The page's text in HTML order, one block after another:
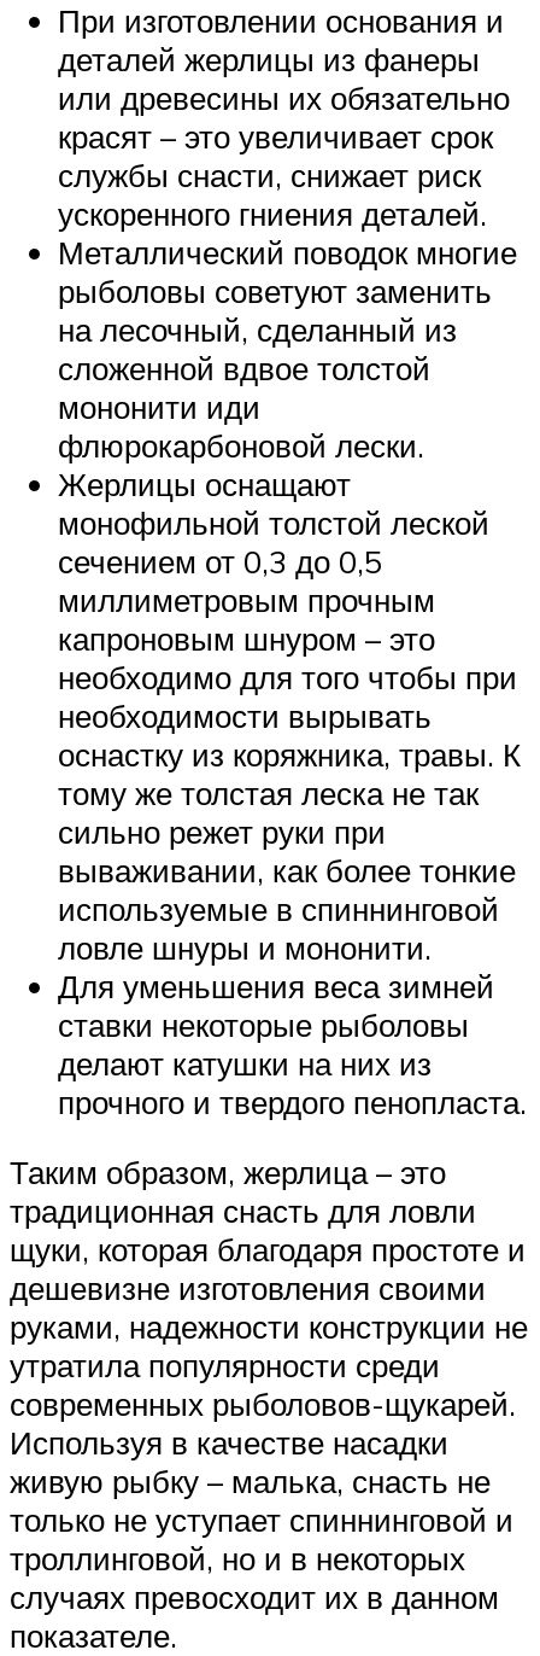
При изготовлении основания и
деталей жерлицы из фанеры
или древесины их обязательно
красят – это увеличивает срок
службы снасти, снижает риск
ускоренного гниения деталей.
Металлический поводок многие
рыболовы советуют заменить
на лесочный, сделанный из
сложенной вдвое толстой
мононити иди
флюрокарбоновой лески.
Жерлицы оснащают
монофильной толстой леской
сечением от 0,3 до 0,5
миллиметровым прочным
капроновым шнуром – это
необходимо для того чтобы при
необходимости вырывать
оснастку из коряжника, травы. К
тому же толстая леска не так
сильно режет руки при
вываживании, как более тонкие
используемые в спиннинговой
ловле шнуры и мононити.
Для уменьшения веса зимней
ставки некоторые рыболовы
делают катушки на них из
прочного и твердого пенопласта.
Таким образом, жерлица – это
традиционная снасть для ловли
щуки, которая благодаря простоте и
дешевизне изготовления своими
руками, надежности конструкции не
утратила популярности среди
современных рыболовов-щукарей.
Используя в качестве насадки
живую рыбку – малька, снасть не
только не уступает спиннинговой и
троллинговой, но и в некоторых
случаях превосходит их в данном
показателе.